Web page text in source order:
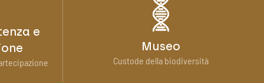
e
Museo
Custode della biodiversità